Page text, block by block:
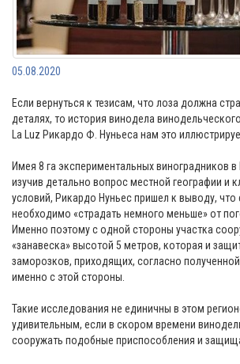
05.08.2020
Если вернуться к тезисам, что лоза должна
деталях, то история винодела
La Luz Рикардо Ф. Нуньеса нам это
Имея 8 га экспериментальных виноградников
изучив детально вопрос местной географии и
условий, Рикардо Нуньес пришел к выводу, что
необходимо «страдать немного меньше» от
Именно поэтому с одной стороны участка
«занавеска» высотой 5 метров, которая и
заморозков, приходящих, согласно
именно с этой стороны.
Такие исследования не единичны в этом
удивительным, если в скором времени
сооружать подобные приспособления и